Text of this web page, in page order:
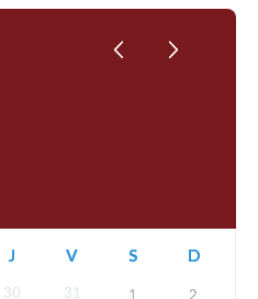
J V S D
30 31 1 2